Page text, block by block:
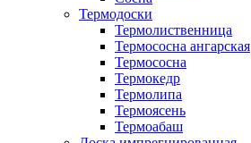
Термодоски
Термолиственница
Термососна ангарская
Термососна
Термокедр
Термолипа
Термоясень
Термоабаш